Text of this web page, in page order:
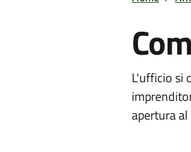
L'ufficio si
apertura